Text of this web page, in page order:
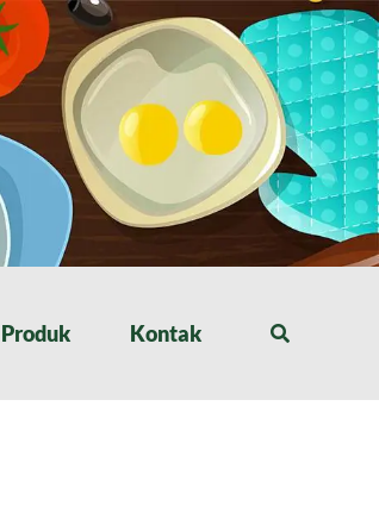
Produk Kontak